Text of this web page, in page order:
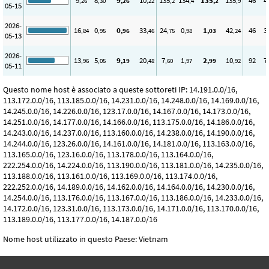
05-15
2026-
05-13
16,84 0,95 0,96 33,46 24,75 0,98 1,03 42,24 46
2026-
05-11
13,96 5,05 9,19 20,48 7,60 1,97 2,99 10,92 92
Questo nome host è associato a queste sottoreti IP: 14.191.0.0/16,
113.172.0.0/16, 113.185.0.0/16, 14.231.0.0/16, 14.248.0.0/16, 14.169.0.0/16,
14.245.0.0/16, 14.226.0.0/16, 123.17.0.0/16, 14.167.0.0/16, 14.173.0.0/16,
14.251.0.0/16, 14.177.0.0/16, 14.166.0.0/16, 113.175.0.0/16, 14.186.0.0/16,
14.243.0.0/16, 14.237.0.0/16, 113.160.0.0/16, 14.238.0.0/16, 14.190.0.0/16,
14.244.0.0/16, 123.26.0.0/16, 14.161.0.0/16, 14.181.0.0/16, 113.163.0.0/16,
113.165.0.0/16, 123.16.0.0/16, 113.178.0.0/16, 113.164.0.0/16,
222.254.0.0/16, 14.224.0.0/16, 113.190.0.0/16, 113.181.0.0/16, 14.235.0.0/16,
113.188.0.0/16, 113.161.0.0/16, 113.169.0.0/16, 113.174.0.0/16,
222.252.0.0/16, 14.189.0.0/16, 14.162.0.0/16, 14.164.0.0/16, 14.230.0.0/16,
14.254.0.0/16, 113.176.0.0/16, 113.167.0.0/16, 113.186.0.0/16, 14.233.0.0/16,
14.172.0.0/16, 123.31.0.0/16, 113.173.0.0/16, 14.171.0.0/16, 113.170.0.0/16,
113.189.0.0/16, 113.177.0.0/16, 14.187.0.0/16
Nome host utilizzato in questo Paese: Vietnam